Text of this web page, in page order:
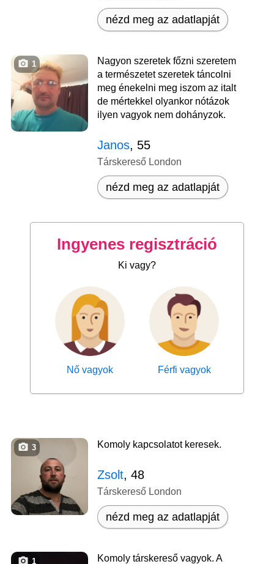
nézd meg az adatlapját
1
Nagyon szeretek főzni szeretem
a természetet szeretek táncolni
meg énekelni meg iszom az italt
de mértekkel olyankor nótázok
ilyen vagyok nem dohányzok.
Janos, 55
Társkereső London
nézd meg az adatlapját
Ingyenes regisztráció
Ki vagy?
Nő vagyok Férfi vagyok
3 Komoly kapcsolatot keresek.
Zsolt, 48
Társkereső London
nézd meg az adatlapját
1 Komoly társkereső vagyok. A